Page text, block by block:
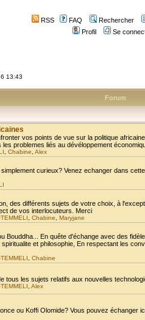
RSS FAQ
Rechercher
Profil
Se
13:43
Forum
vos points de vue sur la politique
problemes liés au dévéloppement
Chabine Alex
curieux? Venez echanger dans
des différents sujets de votre choix, à
de vos interlocuteurs. Merci
Chabine Maryjane
Bouddha... En quête d'échange avec des
et philosophie, En respectant les
Chabine
tous les sujets relatifs aux nouvelles
Alex
ou Koffi Olomide? Vous pouvez échanger